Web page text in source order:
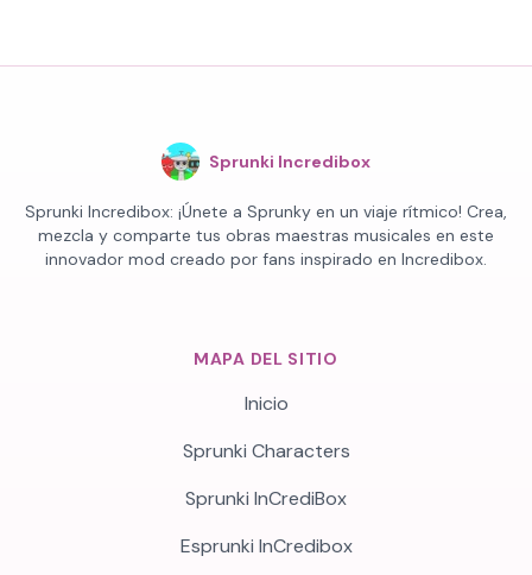
Sprunki Incredibox
Sprunki Incredibox: ¡Únete a Sprunky en un viaje rítmico! Crea,
mezcla y comparte tus obras maestras musicales en este
innovador mod creado por fans inspirado en Incredibox.
MAPA DEL SITIO
Inicio
Sprunki Characters
Sprunki InCrediBox
Esprunki InCredibox